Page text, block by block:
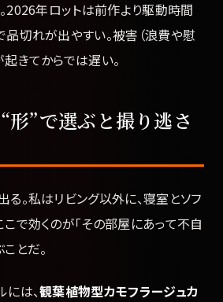
2026年ロットは前作より駆動時間
品切れが出やすい。被害（浪費や慰
きてからでは遅い。
形”で選ぶと撮り逃さ
。私はリビング以外に、寝室とソフ
で効くのが「その部屋にあって不自
とだ。
には、観葉植物型カモフラージュカ